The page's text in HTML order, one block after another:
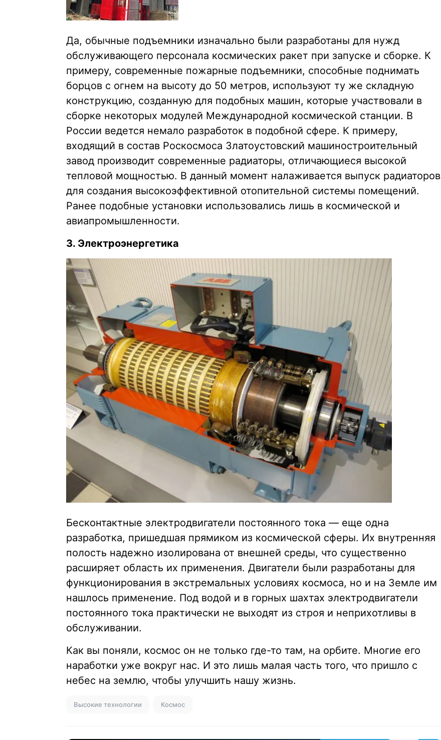
Да, обычные подъемники изначально были разработаны для нужд
обслуживающего персонала космических ракет при запуске и сборке. К
примеру, современные пожарные подъемники, способные поднимать
борцов с огнем на высоту до 50 метров, используют ту же складную
конструкцию, созданную для подобных машин, которые участвовали в
сборке некоторых модулей Международной космической станции. В
России ведется немало разработок в подобной сфере. К примеру,
входящий в состав Роскосмоса Златоустовский машиностроительный
завод производит современные радиаторы, отличающиеся высокой
тепловой мощностью. В данный момент налаживается выпуск радиаторов
для создания высокоэффективной отопительной системы помещений.
Ранее подобные установки использовались лишь в космической и
авиапромышленности.
3. Электроэнергетика
Бесконтактные электродвигатели постоянного тока — еще одна
разработка, пришедшая прямиком из космической сферы. Их внутренняя
полость надежно изолирована от внешней среды, что существенно
расширяет область их применения. Двигатели были разработаны для
функционирования в экстремальных условиях космоса, но и на Земле им
нашлось применение. Под водой и в горных шахтах электродвигатели
постоянного тока практически не выходят из строя и неприхотливы в
обслуживании.
Как вы поняли, космос он не только где-то там, на орбите. Многие его
наработки уже вокруг нас. И это лишь малая часть того, что пришло с
небес на землю, чтобы улучшить нашу жизнь.
Высокие технологии Космос